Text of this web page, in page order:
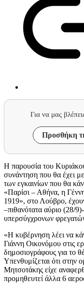
Για να μας
Προσθήκη
Η παρουσία του
συνάντηση που θα έχει
των εγκαινίων που θα
«Παρίσι – Αθήνα, η
1919», στο Λούβρο,
–πιθανότατα αύριο (28/
υπερσύγχρονων
«Η κυβέρνηση λέει να
Γιάννη Οικονόμου στις
δημοσιογράφους για το
Υπενθυμίζεται ότι στην
Μητσοτάκης είχε
προμηθευτεί άλλα 6